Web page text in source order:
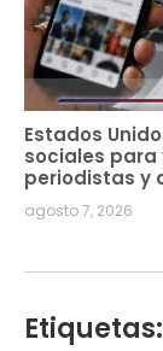
Estados
sociales
periodistas y
agosto 7, 2026
Etiquetas: